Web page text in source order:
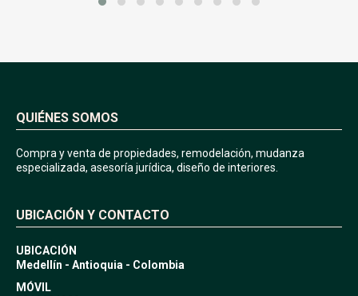
QUIÉNES SOMOS
Compra y venta de propiedades, remodelación, mudanza
especializada, asesoría jurídica, diseño de interiores.
UBICACIÓN
Medellín - Antioquia - Colombia